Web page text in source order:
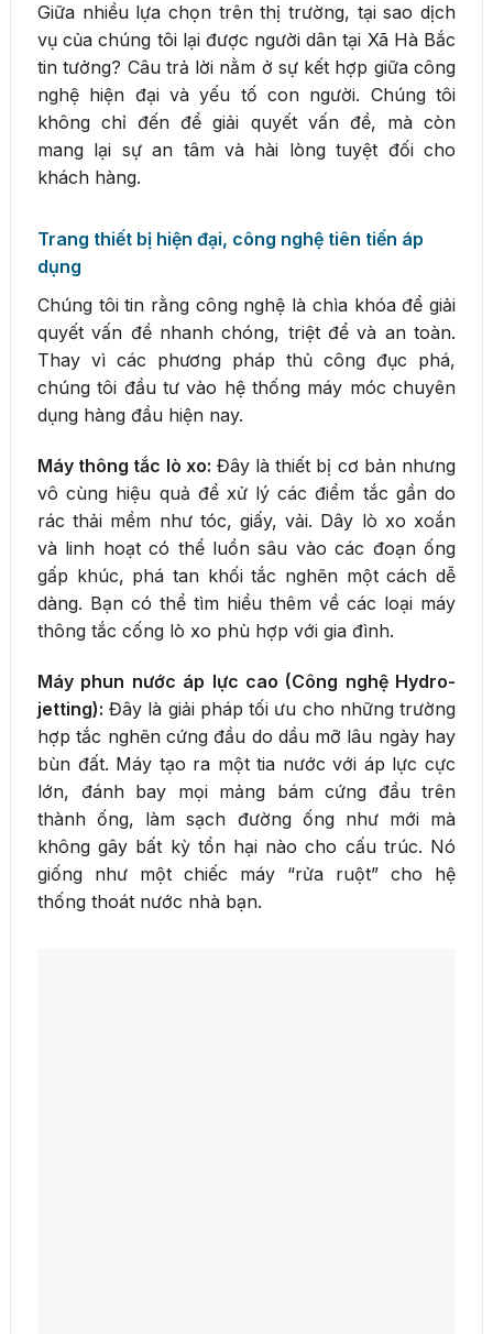
Giữa nhiều lựa chọn trên thị trường, tại sao dịch
vụ của chúng tôi lại được người dân tại Xã Hà Bắc
tin tưởng? Câu trả lời nằm ở sự kết hợp giữa công
nghệ hiện đại và yếu tố con người. Chúng tôi
không chỉ đến để giải quyết vấn đề, mà còn
mang lại sự an tâm và hài lòng tuyệt đối cho
khách hàng.
Trang thiết bị hiện đại, công nghệ tiên tiến áp
dụng
Chúng tôi tin rằng công nghệ là chìa khóa để giải
quyết vấn đề nhanh chóng, triệt để và an toàn.
Thay vì các phương pháp thủ công đục phá,
chúng tôi đầu tư vào hệ thống máy móc chuyên
dụng hàng đầu hiện nay.
Máy thông tắc lò xo: Đây là thiết bị cơ bản nhưng
vô cùng hiệu quả để xử lý các điểm tắc gần do
rác thải mềm như tóc, giấy, vải. Dây lò xo xoắn
và linh hoạt có thể luồn sâu vào các đoạn ống
gấp khúc, phá tan khối tắc nghẽn một cách dễ
dàng. Bạn có thể tìm hiểu thêm về các loại máy
thông tắc cống lò xo phù hợp với gia đình.
Máy phun nước áp lực cao (Công nghệ Hydro-
jetting): Đây là giải pháp tối ưu cho những trường
hợp tắc nghẽn cứng đầu do dầu mỡ lâu ngày hay
bùn đất. Máy tạo ra một tia nước với áp lực cực
lớn, đánh bay mọi mảng bám cứng đầu trên
thành ống, làm sạch đường ống như mới mà
không gây bất kỳ tổn hại nào cho cấu trúc. Nó
giống như một chiếc máy “rửa ruột” cho hệ
thống thoát nước nhà bạn.